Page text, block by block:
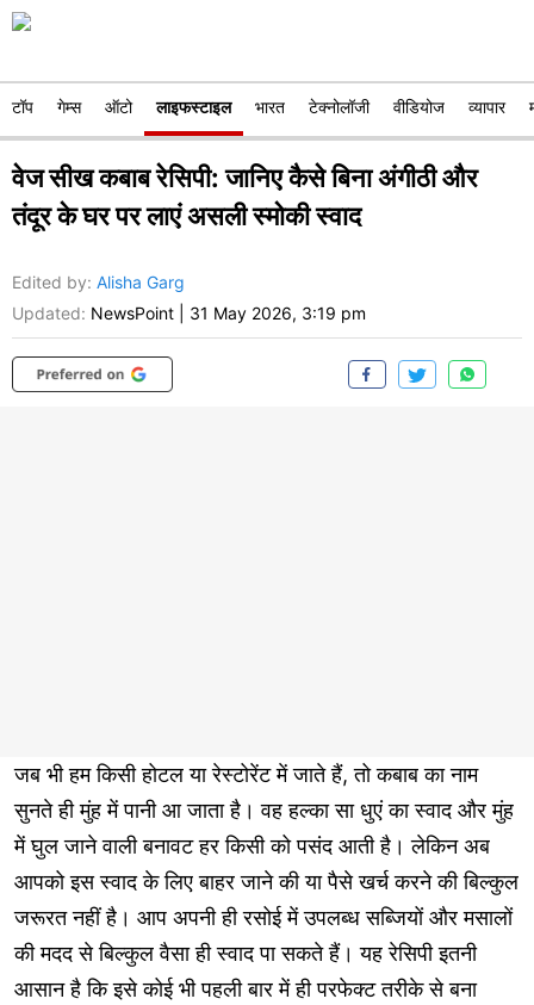
टॉप गेम्स ऑटो लाइफस्टाइल भारत टेक्नोलॉजी वीडियोज व्यापार
वेज सीख कबाब रेसिपी: जानिए कैसे बिना अंगीठी और
तंदूर के घर पर लाएं असली स्मोकी स्वाद
Edited by: Alisha Garg
Updated: NewsPoint 31 May 2026, 3:19 pm
जब भी हम किसी होटल या रेस्टोरेंट में जाते हैं, तो कबाब का नाम
सुनते ही मुंह में पानी आ जाता है। वह हल्का सा धुएं का स्वाद और मुंह
में घुल जाने वाली बनावट हर किसी को पसंद आती है। लेकिन अब
आपको इस स्वाद के लिए बाहर जाने की या पैसे खर्च करने की बिल्कुल
जरूरत नहीं है। आप अपनी ही रसोई में उपलब्ध सब्जियों और मसालों
की मदद से बिल्कुल वैसा ही स्वाद पा सकते हैं। यह रेसिपी इतनी
आसान है कि इसे कोई भी पहली बार में ही परफेक्ट तरीके से बना